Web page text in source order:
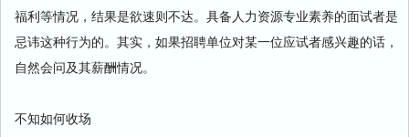
福利等情况，结果是欲速则不达。具备人力资源专业素养的面试者是
忌讳这种行为的。其实，如果招聘单位对某一位应试者感兴趣的话，
自然会问及其薪酬情况。
不知如何收场